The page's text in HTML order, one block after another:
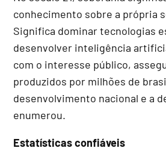
conhecimento sobre a própria
Significa dominar tecnologias
desenvolver inteligência
com o interesse público,
produzidos por milhões de
desenvolvimento nacional e a
enumerou.
Estatísticas confiáveis